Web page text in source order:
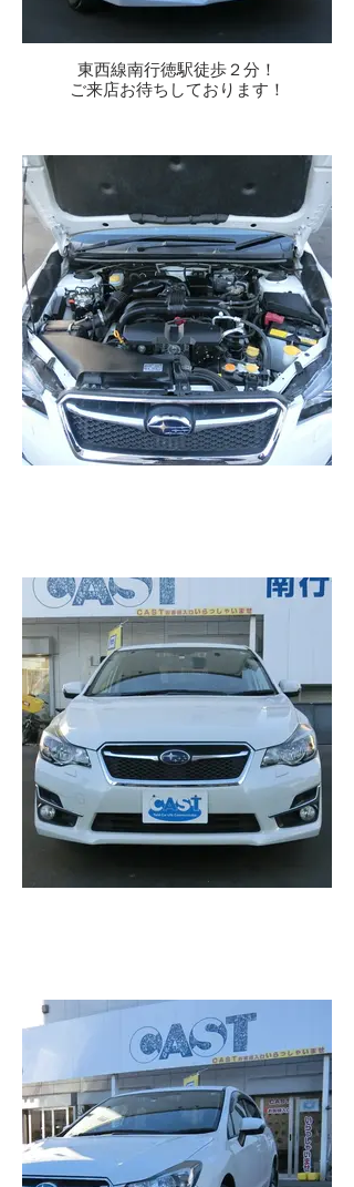
東西線南行徳駅徒歩２分！
ご来店お待ちしております！